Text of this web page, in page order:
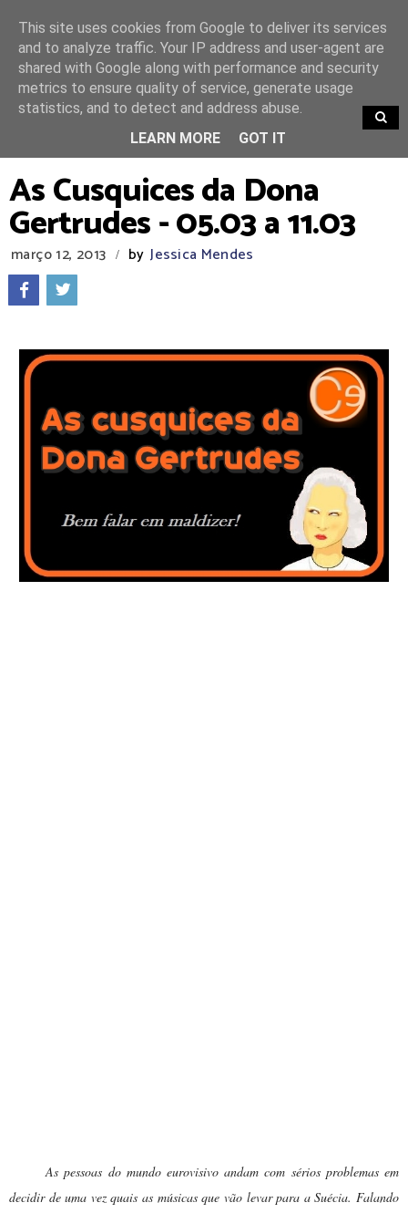
TRENDING
As Cusquices da Dona
Gertrudes - 05.03 a 11.03
março 12, 2013 / by Jessica Mendes
As pessoas do mundo eurovisivo andam com sérios problemas em
decidir de uma vez quais as músicas que vão levar para a Suécia. Falando
This site uses cookies from Google to deliver its services
and to analyze traffic. Your IP address and user-agent are
shared with Google along with performance and security
metrics to ensure quality of service, generate usage
statistics, and to detect and address abuse.
LEARN MORE
GOT IT